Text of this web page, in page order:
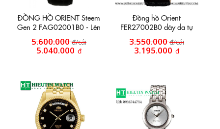
ĐỒNG HỒ ORIENT Steem
Gen 2 FAG02001B0 - Lên
cót tay
5.600.000đ/cái
5.040.000 đ
Đồng hồ Orient
FER27002B0 dây da tự
động
3.550.000đ/cái
3.195.000 đ